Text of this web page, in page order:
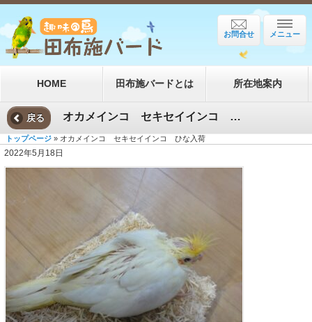
メニュー
お問合せ
HOME 田布施バードとは 所在地案内
戻る オカメインコ セキセイインコ ひな入荷
トップページ » オカメインコ セキセイインコ ひな入荷
2022年5月18日